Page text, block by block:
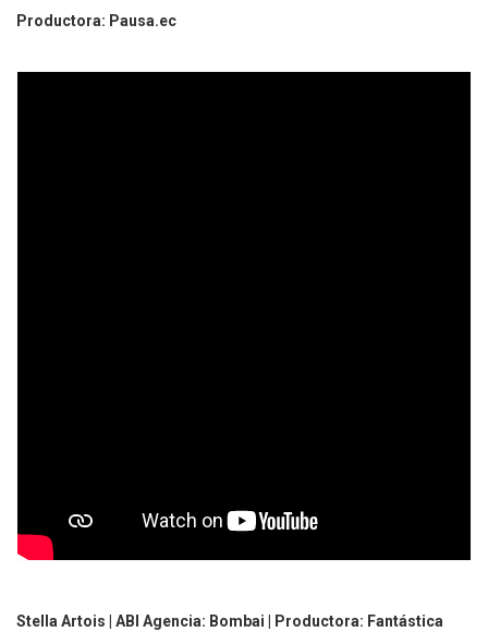
Productora: Pausa.ec
Stella Artois | ABI Agencia: Bombai | Productora: Fantástica